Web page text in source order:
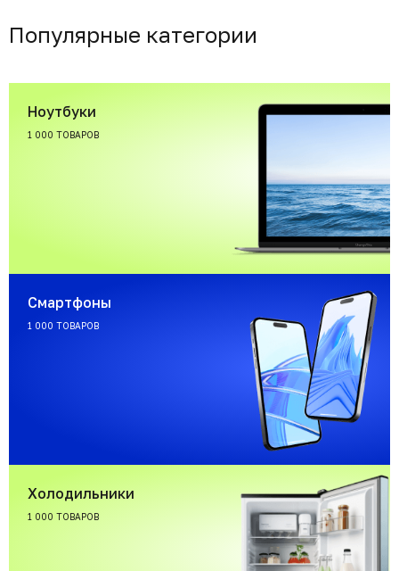
Популярные категории
Ноутбуки
1 000 ТОВАРОВ
Смартфоны
1 000 ТОВАРОВ
Холодильники
1 000 ТОВАРОВ